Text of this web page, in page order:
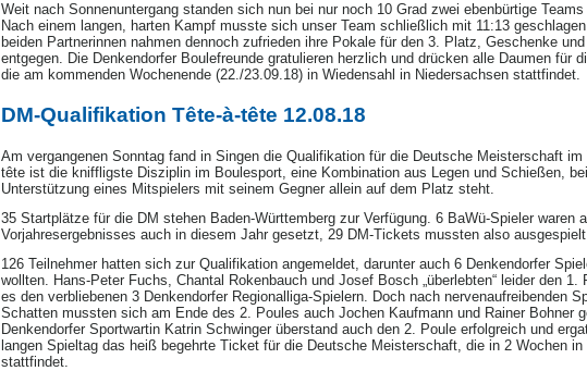
Weit nach Sonnenuntergang standen sich nun bei nur noch 10 Grad zwei ebenbürtige
Nach einem langen, harten Kampf musste sich unser Team schließlich mit 11:13
beiden Partnerinnen nahmen dennoch zufrieden ihre Pokale für den 3. Platz, Geschenke
entgegen. Die Denkendorfer Boulefreunde gratulieren herzlich und drücken alle Daumen für
die am kommenden Wochenende (22./23.09.18) in Wiedensahl in Niedersachsen stattfindet.
DM-Qualifikation Tête-à-tête 12.08.18
Am vergangenen Sonntag fand in Singen die Qualifikation für die Deutsche Meisterschaft
tête ist die kniffligste Disziplin im Boulesport, eine Kombination aus Legen und Schießen,
Unterstützung eines Mitspielers mit seinem Gegner allein auf dem Platz steht.
35 Startplätze für die DM stehen Baden-Württemberg zur Verfügung. 6 BaWü-Spieler waren
Vorjahresergebnisses auch in diesem Jahr gesetzt, 29 DM-Tickets mussten also
126 Teilnehmer hatten sich zur Qualifikation angemeldet, darunter auch 6 Denkendorfer
wollten. Hans-Peter Fuchs, Chantal Rokenbauch und Josef Bosch „überlebten“ leider den
es den verbliebenen 3 Denkendorfer Regionalliga-Spielern. Doch nach nervenaufreibenden
Schatten mussten sich am Ende des 2. Poules auch Jochen Kaufmann und Rainer Bohner
Denkendorfer Sportwartin Katrin Schwinger überstand auch den 2. Poule erfolgreich und
langen Spieltag das heiß begehrte Ticket für die Deutsche Meisterschaft, die in 2 Wochen in
stattfindet.